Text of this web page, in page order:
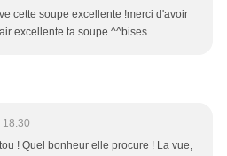
cette soupe excellente !merci d'avoir
excellente ta soupe ^^bises
! Quel bonheur elle procure ! La vue,